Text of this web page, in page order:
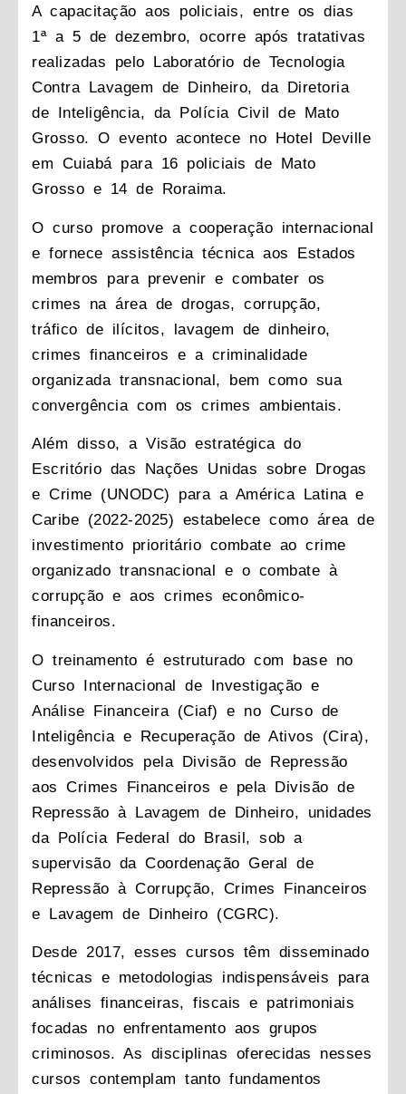
A capacitação aos policiais, entre os dias
1ª a 5 de dezembro, ocorre após tratativas
realizadas pelo Laboratório de Tecnologia
Contra Lavagem de Dinheiro, da Diretoria
de Inteligência, da Polícia Civil de Mato
Grosso. O evento acontece no Hotel Deville
em Cuiabá para 16 policiais de Mato
Grosso e 14 de Roraima.
O curso promove a cooperação internacional
e fornece assistência técnica aos Estados
membros para prevenir e combater os
crimes na área de drogas, corrupção,
tráfico de ilícitos, lavagem de dinheiro,
crimes financeiros e a criminalidade
organizada transnacional, bem como sua
convergência com os crimes ambientais.
Além disso, a Visão estratégica do
Escritório das Nações Unidas sobre Drogas
e Crime (UNODC) para a América Latina e
Caribe (2022-2025) estabelece como área de
investimento prioritário combate ao crime
organizado transnacional e o combate à
corrupção e aos crimes econômico-
financeiros.
O treinamento é estruturado com base no
Curso Internacional de Investigação e
Análise Financeira (Ciaf) e no Curso de
Inteligência e Recuperação de Ativos (Cira),
desenvolvidos pela Divisão de Repressão
aos Crimes Financeiros e pela Divisão de
Repressão à Lavagem de Dinheiro, unidades
da Polícia Federal do Brasil, sob a
supervisão da Coordenação Geral de
Repressão à Corrupção, Crimes Financeiros
e Lavagem de Dinheiro (CGRC).
Desde 2017, esses cursos têm disseminado
técnicas e metodologias indispensáveis para
análises financeiras, fiscais e patrimoniais
focadas no enfrentamento aos grupos
criminosos. As disciplinas oferecidas nesses
cursos contemplam tanto fundamentos